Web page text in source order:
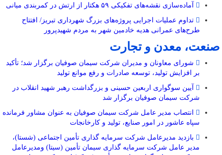
آماده‌سازی نقشه‌های تفکیکی ۵۹ هکتار از ارتش در کمربندی میانی
تداوم عملیات اجرایی پروژه‌های بزرگ شهرداری تبریز/ افتتاح
طرح‌های عمرانی هدیه خادمین شهر به مردم شهیدپرور
صنعت، معدن و تجارت
شورای معاونان و مدیران شرکت سیمان صوفیان برگزار شد؛ تأکید
بر افزایش تولید، توسعه صادرات و رفع موانع تولید
آیین سوگواری اربعین حسینی و بزرگداشت رهبر شهید انقلاب در
شرکت سیمان صوفیان برگزار شد
انتصاب مدیر عامل شرکت سیمان صوفیان به عنوان مشاور فرمانده
سپاه عاشور در امور صنایع، تولید و کارخانجات
بازدید مدیرعامل شرکت سرمایه گذاری تأمین اجتماعی (شستا)،
مدیر عامل شرکت سرمایه گذاری سیمان تأمین (سیتا) ومدیرعامل